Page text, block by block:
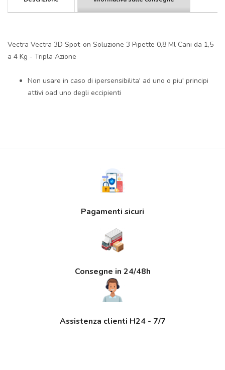
Vectra Vectra 3D Spot-on Soluzione 3 Pipette 0,8 Ml Cani da 1,5
a 4 Kg - Tripla Azione
Non usare in caso di ipersensibilita' ad uno o piu' principi
attivi oad uno degli eccipienti
Pagamenti sicuri
Consegne in 24/48h
Assistenza clienti H24 - 7/7